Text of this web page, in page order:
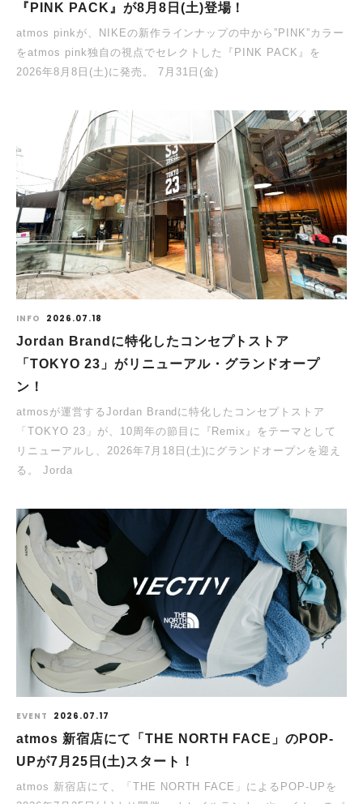
『PINK PACK』が8月8日(土)登場！
atmos pinkが、NIKEの新作ラインナップの中から”PINK”カラー
をatmos pink独自の視点でセレクトした『PINK PACK』を
2026年8月8日(土)に発売。 7月31日(金)
INFO 2026.07.18
Jordan Brandに特化したコンセプトストア
「TOKYO 23」がリニューアル・グランドオープ
ン！
atmosが運営するJordan Brandに特化したコンセプトストア
「TOKYO 23」が、10周年の節目に『Remix』をテーマとして
リニューアルし、2026年7月18日(土)にグランドオープンを迎え
る。 Jorda
EVENT 2026.07.17
atmos 新宿店にて「THE NORTH FACE」のPOP-
UPが7月25日(土)スタート！
atmos 新宿店にて、「THE NORTH FACE」によるPOP-UPを